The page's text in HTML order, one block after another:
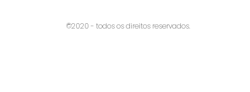
©2020 - todos os direitos reservados.